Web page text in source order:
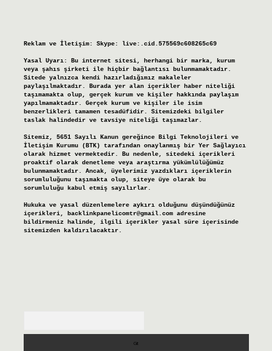
Reklam ve İletişim: Skype: live:.cid.575569c608265c69
Yasal Uyarı:
Bu internet sitesi, herhangi bir marka, kurum
veya şahıs şirketi ile hiçbir bağlantısı bulunmamaktadır.
Sitede yalnızca kendi hazırladığımız makaleler
paylaşılmaktadır. Burada yer alan içerikler haber niteliği
taşımamakta olup, gerçek kurum ve kişiler hakkında paylaşım
yapılmamaktadır. Gerçek kurum ve kişiler ile isim
benzerlikleri tamamen tesadüfidir. Sitemizdeki bilgiler
taslak halindedir ve tavsiye niteliği taşımazlar.
Sitemiz, 5651 Sayılı Kanun gereğince Bilgi Teknolojileri ve
İletişim Kurumu (BTK) tarafından onaylanmış bir Yer Sağlayıcı
olarak hizmet vermektedir. Bu nedenle, sitedeki içerikleri
proaktif olarak denetleme veya araştırma yükümlülüğümüz
bulunmamaktadır. Ancak, üyelerimiz yazdıkları içeriklerin
sorumluluğunu taşımakta olup, siteye üye olarak bu
sorumluluğu kabul etmiş sayılırlar.
Hukuka ve yasal düzenlemelere aykırı olduğunu düşündüğünüz
içerikleri, backlinkpanelicomtr@gmail.comadresine
bildirmeniz halinde, ilgili içerikler yasal süre içerisinde
sitemizden kaldırılacaktır.